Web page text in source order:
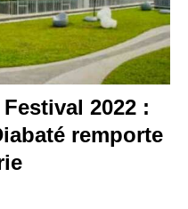
2022 :
remporte